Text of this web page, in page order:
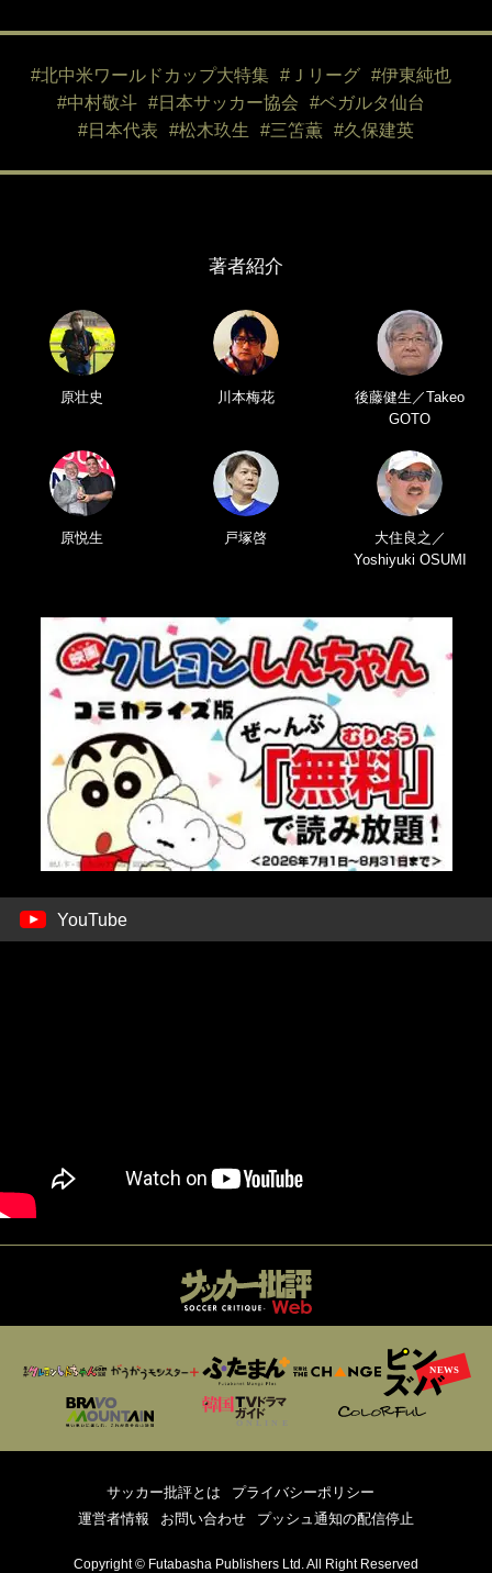
#北中米ワールドカップ大特集 #Ｊリーグ
#伊東純也
#中村敬斗
#日本サッカー協会
#ベガルタ仙台
#日本代表
#松木玖生 #三笘薫 #久保建英
著者紹介
原壮史 川本梅花
後藤健生／Takeo
GOTO
原悦生 戸塚啓
大住良之／
Yoshiyuki OSUMI
YouTube
サッカー批評とは
プライバシーポリシー
運営者情報
お問い合わせ プッシュ通知の配信停止
Copyright © Futabasha Publishers Ltd. All Right Reserved